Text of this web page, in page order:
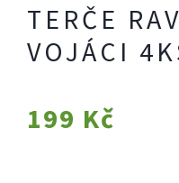
TERČE
VOJÁCI
199 Kč